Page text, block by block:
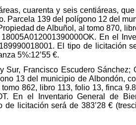
cuarenta y seis centiáreas,
Parcela 139 del polígono 12 del
de Albuñol, al tomo 870,
En el
El tipo de licitación
5%:12’55 €.
Francisco Escudero Sánchez;
13 del municipio de Albondón,
862, libro 113, folio 13, finca
En el Inventario General de
licitación será de 383’28 €